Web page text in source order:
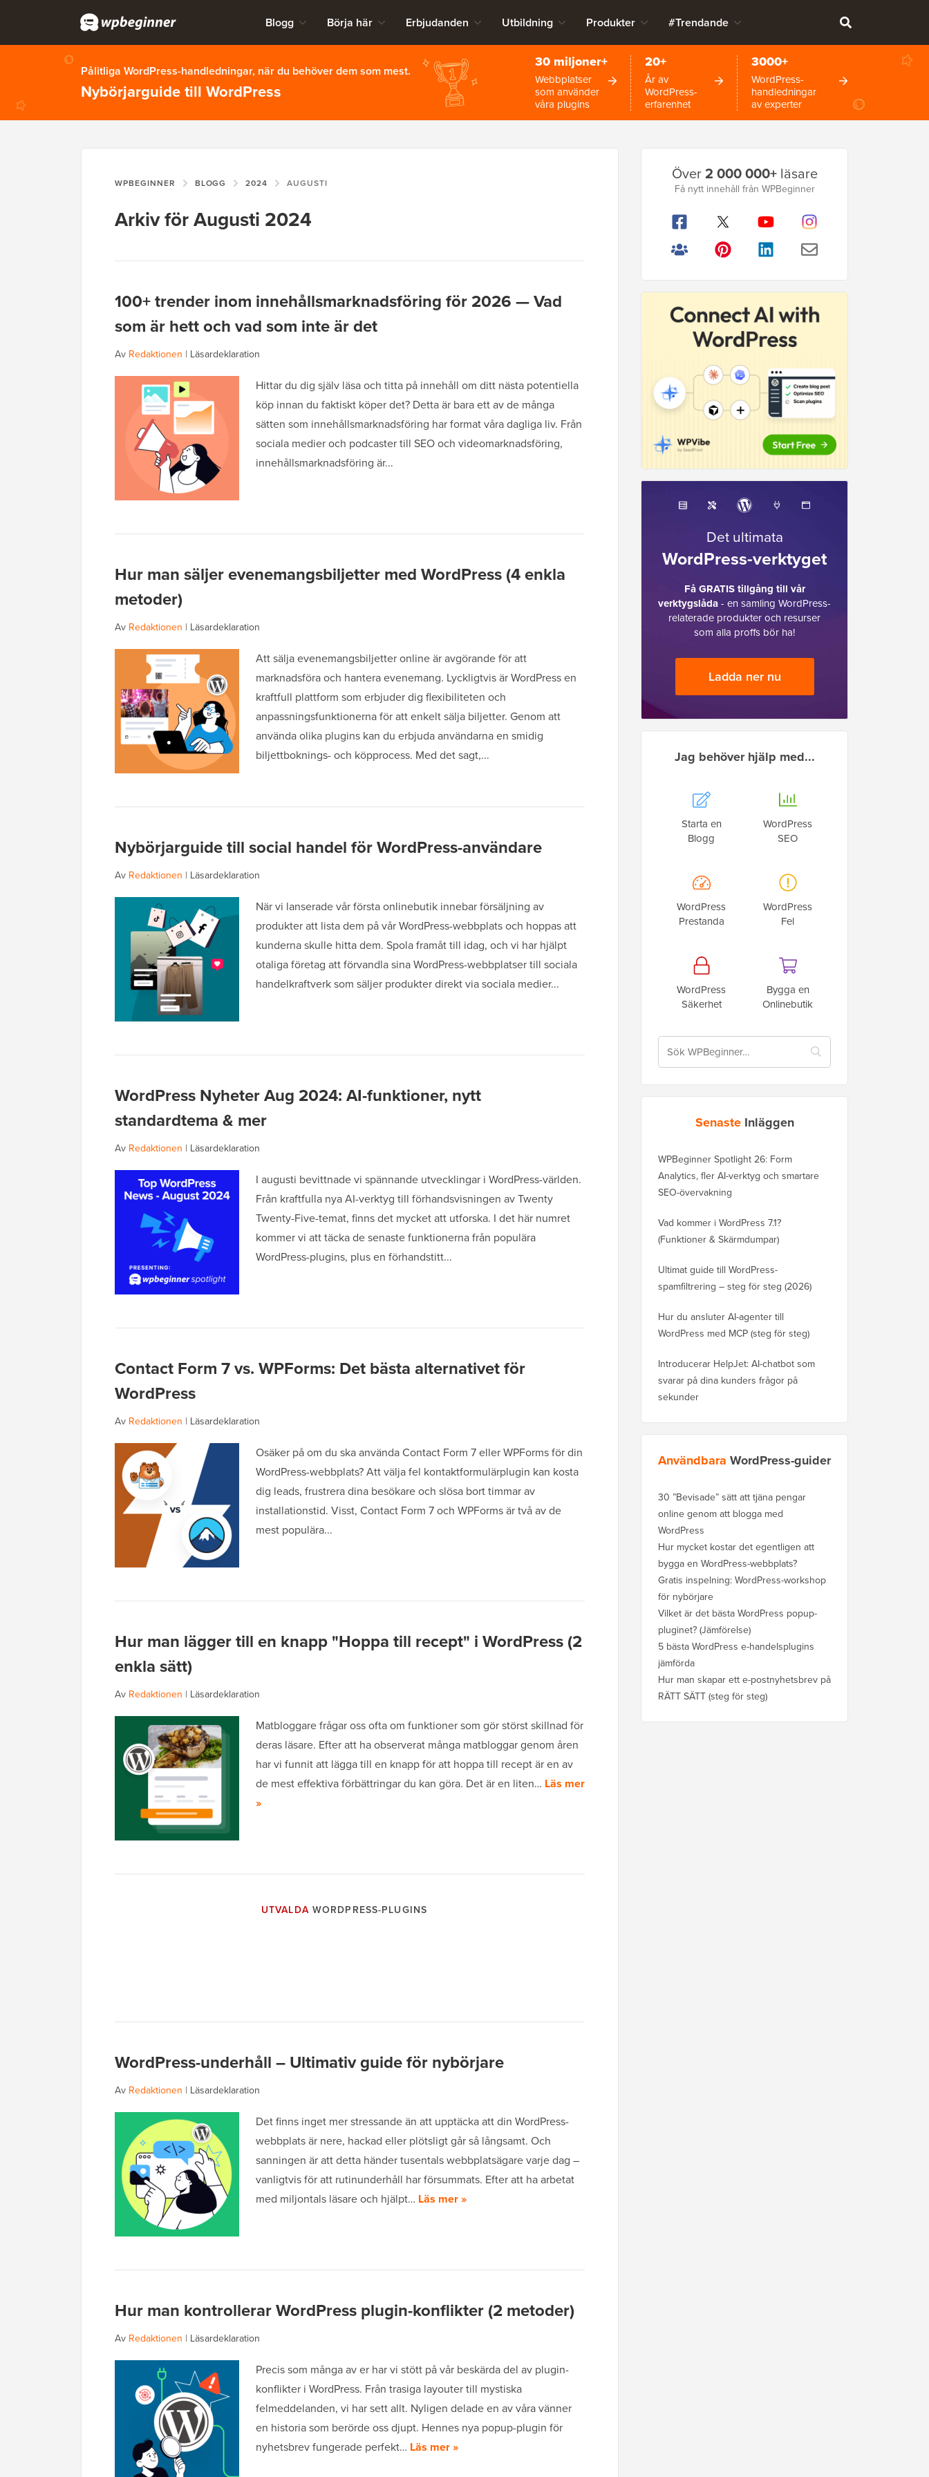
Blogg Börja här Erbjudanden Utbildning Produkter #Trendande
Pålitliga WordPress-handledningar, när du behöver dem som mest.
Nybörjarguide till WordPress
30 miljoner+
Webbplatser
som använder
våra plugins
20+
År av
WordPress-
erfarenhet
3000+
WordPress-
handledningar
av experter
WPBEGINNER BLOGG 2024 AUGUSTI
Arkiv för Augusti 2024
100+ trender inom innehållsmarknadsföring för 2026 — Vad
som är hett och vad som inte är det
Av Redaktionen | Läsardeklaration
Hittar du dig själv läsa och titta på innehåll om ditt nästa potentiella
köp innan du faktiskt köper det? Detta är bara ett av de många
sätten som innehållsmarknadsföring har format våra dagliga liv. Från
sociala medier och podcaster till SEO och videomarknadsföring,
innehållsmarknadsföring är...
Hur man säljer evenemangsbiljetter med WordPress (4 enkla
metoder)
Av Redaktionen | Läsardeklaration
Att sälja evenemangsbiljetter online är avgörande för att
marknadsföra och hantera evenemang. Lyckligtvis är WordPress en
kraftfull plattform som erbjuder dig flexibiliteten och
anpassningsfunktionerna för att enkelt sälja biljetter. Genom att
använda olika plugins kan du erbjuda användarna en smidig
biljettboknings- och köpprocess. Med det sagt,...
Nybörjarguide till social handel för WordPress-användare
Av Redaktionen | Läsardeklaration
När vi lanserade vår första onlinebutik innebar försäljning av
produkter att lista dem på vår WordPress-webbplats och hoppas att
kunderna skulle hitta dem. Spola framåt till idag, och vi har hjälpt
otaliga företag att förvandla sina WordPress-webbplatser till sociala
handelkraftverk som säljer produkter direkt via sociala medier...
WordPress Nyheter Aug 2024: AI-funktioner, nytt
standardtema & mer
Av Redaktionen | Läsardeklaration
I augusti bevittnade vi spännande utvecklingar i WordPress-världen.
Från kraftfulla nya AI-verktyg till förhandsvisningen av Twenty
Twenty-Five-temat, finns det mycket att utforska. I det här numret
kommer vi att täcka de senaste funktionerna från populära
WordPress-plugins, plus en förhandstitt...
Contact Form 7 vs. WPForms: Det bästa alternativet för
WordPress
Av Redaktionen | Läsardeklaration
Osäker på om du ska använda Contact Form 7 eller WPForms för din
WordPress-webbplats? Att välja fel kontaktformulärplugin kan kosta
dig leads, frustrera dina besökare och slösa bort timmar av
installationstid. Visst, Contact Form 7 och WPForms är två av de
mest populära...
Hur man lägger till en knapp "Hoppa till recept" i WordPress (2
enkla sätt)
Av Redaktionen | Läsardeklaration
Matbloggare frågar oss ofta om funktioner som gör störst skillnad för
deras läsare. Efter att ha observerat många matbloggar genom åren
har vi funnit att lägga till en knapp för att hoppa till recept är en av
de mest effektiva förbättringar du kan göra. Det är en liten… Läs mer
»
UTVALDAWORDPRESS-PLUGINS
WordPress-underhåll – Ultimativ guide för nybörjare
Av Redaktionen | Läsardeklaration
Det finns inget mer stressande än att upptäcka att din WordPress-
webbplats är nere, hackad eller plötsligt går så långsamt. Och
sanningen är att detta händer tusentals webbplatsägare varje dag –
vanligtvis för att rutinunderhåll har försummats. Efter att ha arbetat
med miljontals läsare och hjälpt… Läs mer »
Hur man kontrollerar WordPress plugin-konflikter (2 metoder)
Av Redaktionen | Läsardeklaration
Precis som många av er har vi stött på vår beskärda del av plugin-
konflikter i WordPress. Från trasiga layouter till mystiska
felmeddelanden, vi har sett allt. Nyligen delade en av våra vänner
en historia som berörde oss djupt. Hennes nya popup-plugin för
nyhetsbrev fungerade perfekt… Läs mer »
Primär
sidofält
Över2 000 000+läsare
Få nytt innehåll från WPBeginner
Det ultimata
WordPress-verktyget
Få GRATIS tillgång till vår
verktygslåda- en samling WordPress-
relaterade produkter och resurser
som alla proffs bör ha!
Ladda ner nu
Jag behöver hjälp med...
Starta en
Blogg
WordPress
SEO
WordPress
Prestanda
WordPress
Fel
WordPress
Säkerhet
Bygga en
Onlinebutik
Senaste Inläggen
WPBeginner Spotlight 26: Form
Analytics, fler AI-verktyg och smartare
SEO-övervakning
Vad kommer i WordPress 7.1?
(Funktioner & Skärmdumpar)
Ultimat guide till WordPress-
spamfiltrering – steg för steg (2026)
Hur du ansluter AI-agenter till
WordPress med MCP (steg för steg)
Introducerar HelpJet: AI-chatbot som
svarar på dina kunders frågor på
sekunder
Användbara WordPress-guider
30 ”Bevisade” sätt att tjäna pengar
online genom att blogga med
WordPress
Hur mycket kostar det egentligen att
bygga en WordPress-webbplats?
Gratis inspelning: WordPress-workshop
för nybörjare
Vilket är det bästa WordPress popup-
pluginet? (Jämförelse)
5 bästa WordPress e-handelsplugins
jämförda
Hur man skapar ett e-postnyhetsbrev på
RÄTT SÄTT (steg för steg)